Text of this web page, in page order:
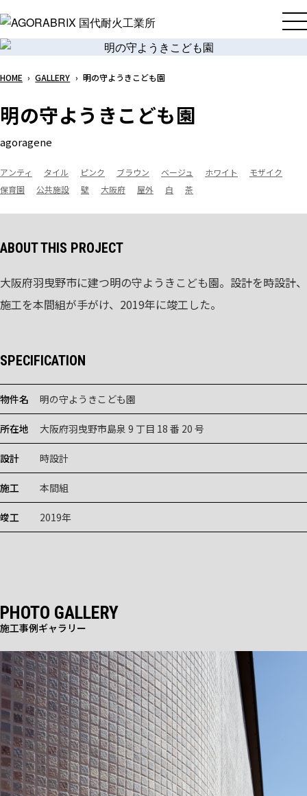
メ
イ
ン
ン
テ
ン
ツ
ス
キ
HOME › GALLERY › 明の守ようきこども園
明の守ようきこども園
agoragene
アンティ タイル ピンク ブラウン ベージュ ホワイト
モザイク
保育園
公共施設 壁 大阪府 屋外 白 茶
ABOUT THIS PROJECT
大阪府羽曳野市に建つ明の守ようきこども園。設計を時設計、
施工を本間組が手がけ、2019年に竣工した。
SPECIFICATION
物件名 明の守ようきこども園
所在地 大阪府羽曳野市島泉 9 丁目 18 番 20 号
設計 時設計
施工 本間組
竣工 2019年
PHOTO GALLERY
施工事例ギャラリー